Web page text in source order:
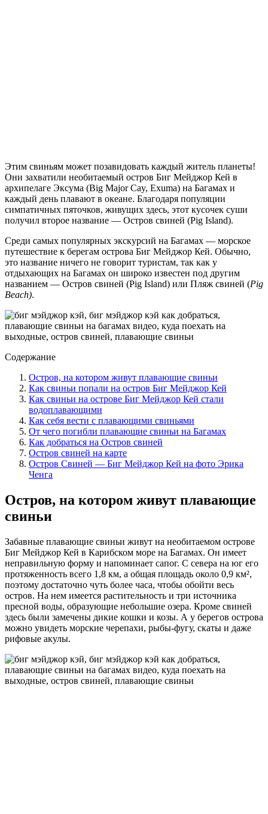
Этим свиньям может позавидовать каждый житель планеты!
Они захватили необитаемый остров Биг Мейджор Кей в
архипелаге Эксума (Big Major Cay, Exuma) на Багамах и
каждый день плавают в океане. Благодаря популяции
симпатичных пяточков, живущих здесь, этот кусочек суши
получил второе название — Остров свиней (Pig Island).
Среди самых популярных экскурсий на Багамах — морское
путешествие к берегам острова Биг Мейджор Кей. Обычно,
это название ничего не говорит туристам, так как у
отдыхающих на Багамах он широко известен под другим
названием — Остров свиней (Pig Island) или Пляж свиней (Pig
Beach).
Содержание
Остров, на котором живут плавающие свиньи
Как свиньи попали на остров Биг Мейджор Кей
Как свиньи на острове Биг Мейджор Кей стали
водоплавающими
Как себя вести с плавающими свиньями
От чего погибли плавающие свиньи на Багамах
Как добраться на Остров свиней
Остров свиней на карте
Остров Свиней — Биг Мейджор Кей на фото Эрика
Ченга
Остров, на котором живут плавающие
свиньи
Забавные плавающие свиньи живут на необитаемом острове
Биг Мейджор Кей в Карибском море на Багамах. Он имеет
неправильную форму и напоминает сапог. С севера на юг его
протяженность всего 1,8 км, а общая площадь около 0,9 км²,
поэтому достаточно чуть более часа, чтобы обойти весь
остров. На нем имеется растительность и три источника
пресной воды, образующие небольшие озера. Кроме свиней
здесь были замечены дикие кошки и козы. А у берегов острова
можно увидеть морские черепахи, рыбы-фугу, скаты и даже
рифовые акулы.